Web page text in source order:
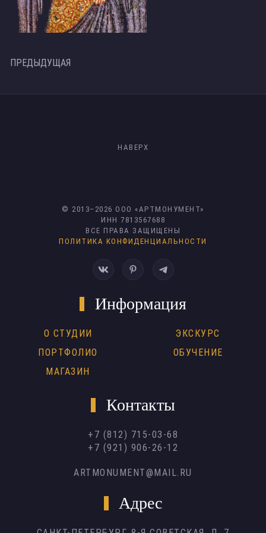
ПРЕДЫДУЩАЯ
НАВЕРХ
© 2013– 2026 ООО «АРТМОНУМЕНТ»
ИНН 7813567688
ВСЕ ПРАВА ЗАЩИЩЕНЫ
ПОЛИТИКА КОНФИДЕНЦИАЛЬНОСТИ
Информация
О СТУДИИ
ПОРТФОЛИО
МАГАЗИН
ЭКСКУРС
ОБУЧЕНИЕ
Контакты
+7 (812) 715-03-68
+7 (921) 906-26-12
ARTMONUMENT@MAIL.RU
Адрес